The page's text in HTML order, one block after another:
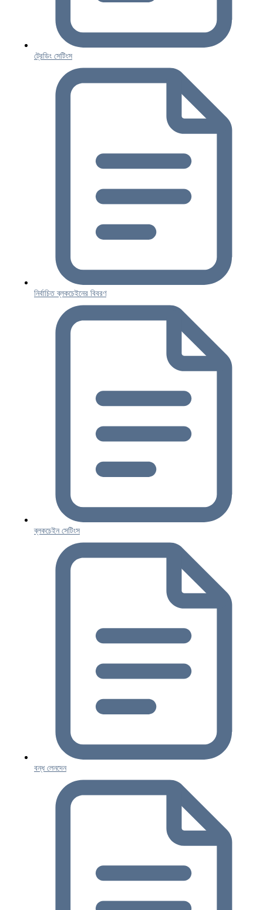
ট্রেডিং সেটিংস
নির্বাচিত ব্লকচেইনের বিবরণ
ব্লকচেইন সেটিংস
বন্ধ লেনদেন